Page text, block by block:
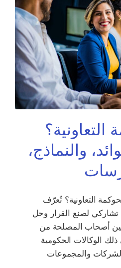
والنماذج،
التعاونية؟ تُعرّف
تشاركي لصنع القرار وحل
أصحاب المصلحة من
الوكالات الحكومية
والمجموعات